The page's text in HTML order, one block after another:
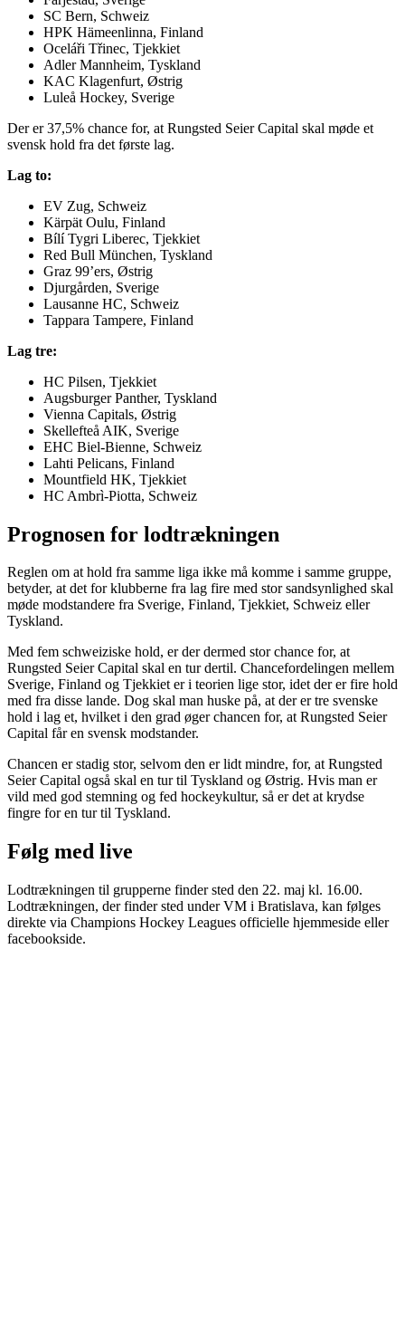
SC Bern, Schweiz
HPK Hämeenlinna, Finland
Oceláři Třinec, Tjekkiet
Adler Mannheim, Tyskland
KAC Klagenfurt, Østrig
Luleå Hockey, Sverige
Der er 37,5% chance for, at Rungsted Seier Capital skal møde et
svensk hold fra det første lag.
Lag to:
EV Zug, Schweiz
Kärpät Oulu, Finland
Bílí Tygri Liberec, Tjekkiet
Red Bull München, Tyskland
Graz 99’ers, Østrig
Djurgården, Sverige
Lausanne HC, Schweiz
Tappara Tampere, Finland
Lag tre:
HC Pilsen, Tjekkiet
Augsburger Panther, Tyskland
Vienna Capitals, Østrig
Skellefteå AIK, Sverige
EHC Biel-Bienne, Schweiz
Lahti Pelicans, Finland
Mountfield HK, Tjekkiet
HC Ambrì-Piotta, Schweiz
Prognosen for lodtrækningen
Reglen om at hold fra samme liga ikke må komme i samme gruppe,
betyder, at det for klubberne fra lag fire med stor sandsynlighed skal
møde modstandere fra Sverige, Finland, Tjekkiet, Schweiz eller
Tyskland.
Med fem schweiziske hold, er der dermed stor chance for, at
Rungsted Seier Capital skal en tur dertil. Chancefordelingen mellem
Sverige, Finland og Tjekkiet er i teorien lige stor, idet der er fire hold
med fra disse lande. Dog skal man huske på, at der er tre svenske
hold i lag et, hvilket i den grad øger chancen for, at Rungsted Seier
Capital får en svensk modstander.
Chancen er stadig stor, selvom den er lidt mindre, for, at Rungsted
Seier Capital også skal en tur til Tyskland og Østrig. Hvis man er
vild med god stemning og fed hockeykultur, så er det at krydse
fingre for en tur til Tyskland.
Følg med live
Lodtrækningen til grupperne finder sted den 22. maj kl. 16.00.
Lodtrækningen, der finder sted under VM i Bratislava, kan følges
direkte via Champions Hockey Leagues officielle hjemmeside eller
facebookside.